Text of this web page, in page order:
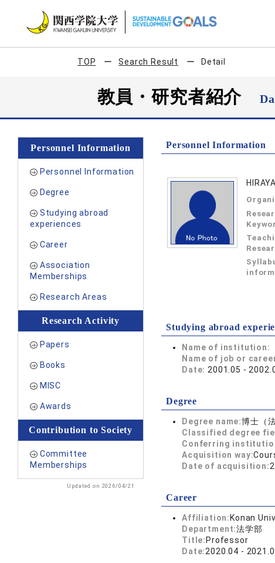
TOP Search Result Detail
教員・研究者紹介
Personnel Information
Personnel Information
Degree
Studying abroad
experiences
Career
Association
Memberships
Research Areas
Research Activity
Papers
Books
MISC
Awards
Contribution to Society
Committee
Memberships
Updated on 2026/04/21
Personnel Information
Studying abroad
Name of institution:
Name of job or
Date: 2001.05 -
Degree
Degree name:博士（
Classified degree
Conferring
Acquisition way:
Date of acquisition:
Career
Affiliation: Konan
Department:法学部
Title: Professor
Date:2020.04 -